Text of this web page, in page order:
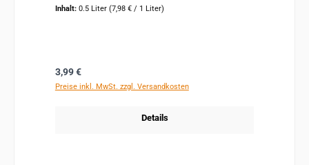
Inhalt: 0.5 Liter (7,98 € / 1 Liter)
Regulärer Preis:
3,99 €
Preise inkl. MwSt. zzgl. Versandkosten
Details